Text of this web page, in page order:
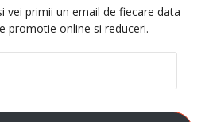
vei primii un email de fiecare data
promotie online si reduceri.